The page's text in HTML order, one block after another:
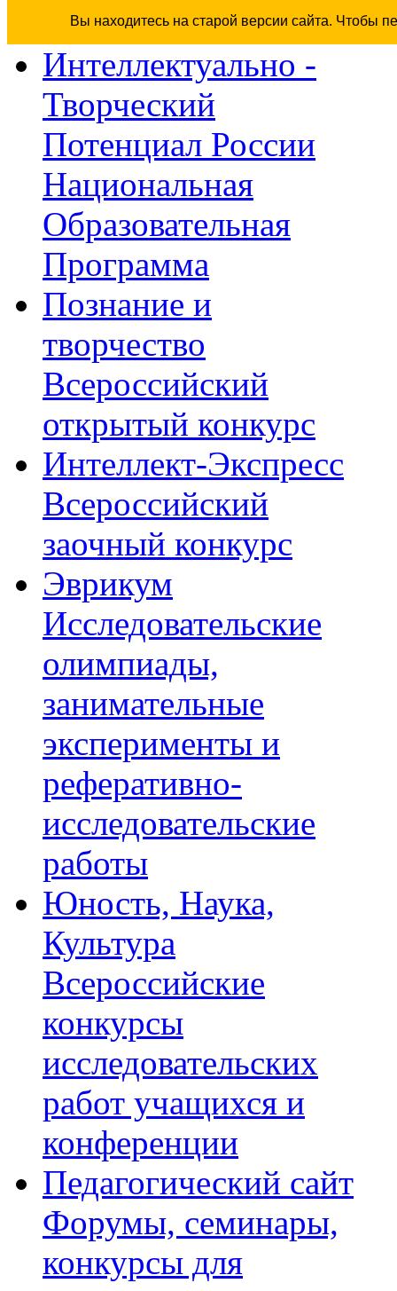
Вы находитесь на старой версии сайта. Чтобы
Интеллектуально -
Творческий
Потенциал России
Национальная
Образовательная
Программа
Познание и
творчество
Всероссийский
открытый конкурс
Интеллект-Экспресс
Всероссийский
заочный конкурс
Эврикум
Исследовательские
олимпиады,
занимательные
эксперименты и
реферативно-
исследовательские
работы
Юность, Наука,
Культура
Всероссийские
конкурсы
исследовательских
работ учащихся и
конференции
Педагогический сайт
Форумы, семинары,
конкурсы для